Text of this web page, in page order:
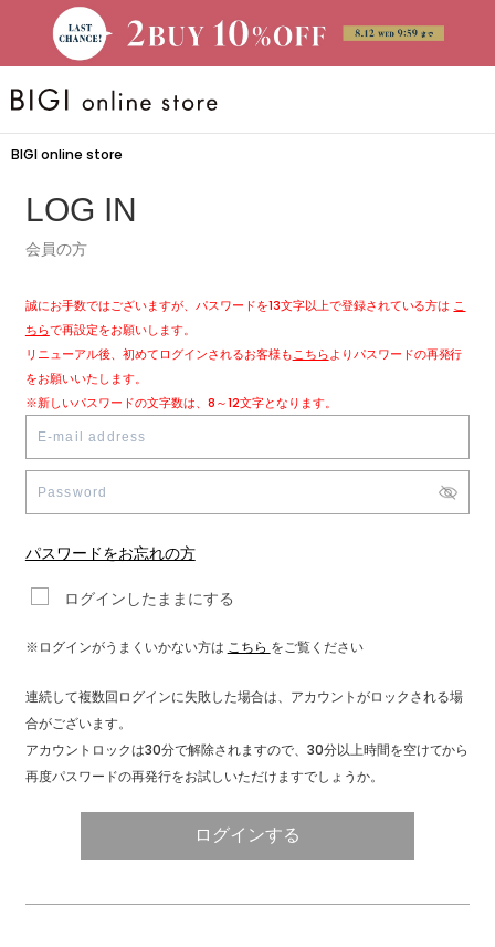
BRAND
CATEGORY
新着商品
PRE ORDER
SALE
COORDINATE
JOURNAL
よくある質問
OUTLET
BIGI online store
LOG IN
会員の方
誠にお手数ではございますが、パスワードを13文字以上で登録されている方は こ
ちらで再設定をお願いします。
リニューアル後、初めてログインされるお客様もこちらよりパスワードの再発行
をお願いいたします。
※新しいパスワードの文字数は、8～12文字となります。
パスワードをお忘れの方
ログインしたままにする
※ログインがうまくいかない方は こちら をご覧ください
連続して複数回ログインに失敗した場合は、アカウントがロックされる場
合がございます。
アカウントロックは30分で解除されますので、30分以上時間を空けてから
再度パスワードの再発行をお試しいただけますでしょうか。
ログインする